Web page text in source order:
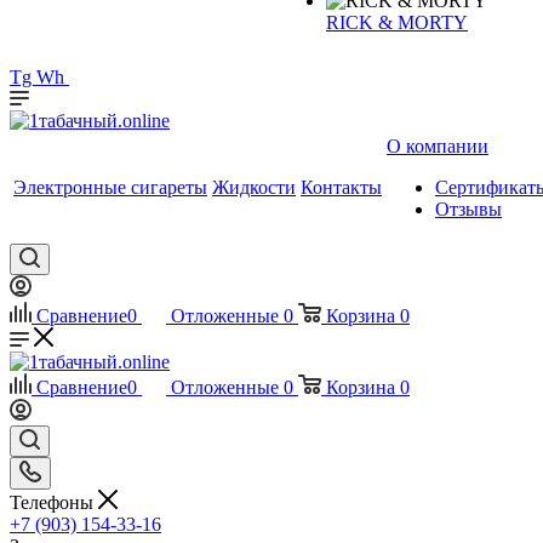
RICK & MORTY
Tg Wh
Электронные сигареты Жидкости Контакты
О компании
Отзывы
Сравнение0 Отложенные 0 Корзина 0
Сравнение0 Отложенные 0 Корзина 0
Телефоны
+7 (903) 154-33-16